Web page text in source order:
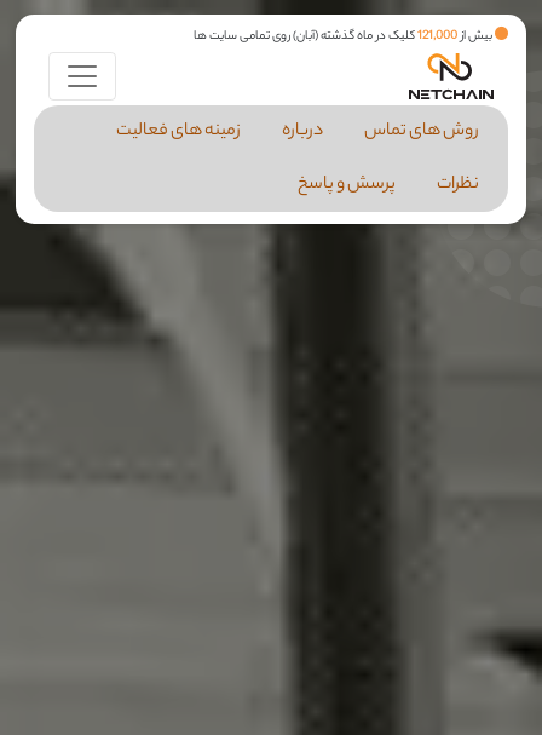
بیش از121,000کلیک در ماه گذشته (آبان) روی تمامی سایت ها
روش های تماس درباره
زمینه های فعالیت
نظرات
پرسش و پاسخ